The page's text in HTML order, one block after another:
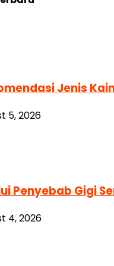
Jenis
5, 2026
Penyebab Gigi
4, 2026